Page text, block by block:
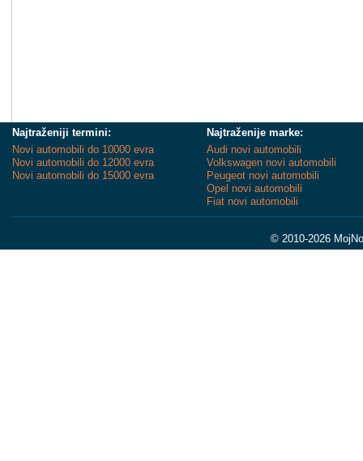
Najtraženiji termini:
Novi automobili do 10000 evra
Novi automobili do 12000 evra
Novi automobili do 15000 evra
Najtraženije marke:
Audi novi automobili
Volkswagen novi automobili
Peugeot novi automobili
Opel novi automobili
Fiat novi automobili
© 2010-2026